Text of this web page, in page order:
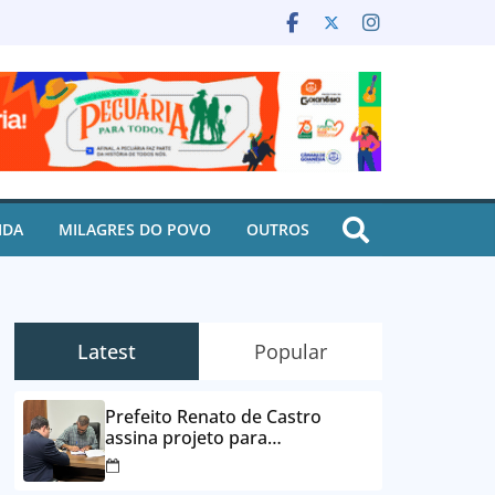
MILAGRES DO POVO OUTROS
Latest Popular
Prefeito Renato de Castro
assina projeto para
desbloqueio de contas e
parcelamento de dívidas em até